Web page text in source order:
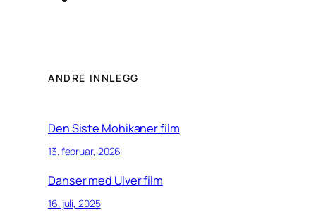
ANDRE INNLEGG
Den Siste Mohikaner film
13. februar, 2026
Danser med Ulver film
16. juli, 2025